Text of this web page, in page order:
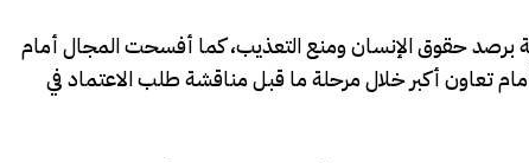
برصد حقوق الإنسان ومنع التعذيب، كما أفسحت المجال أمام
تعاون أكبر خلال مرحلة ما قبل مناقشة طلب الاعتماد في